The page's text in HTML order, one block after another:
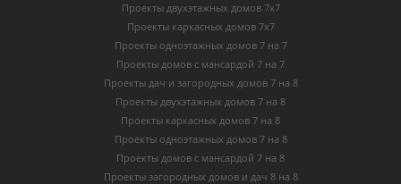
Проекты двухэтажных домов 7х7
Проекты каркасных домов 7х7
Проекты одноэтажных домов 7 на 7
Проекты домов с мансардой 7 на 7
Проекты дач и загородных домов 7 на 8
Проекты двухэтажных домов 7 на 8
Проекты каркасных домов 7 на 8
Проекты одноэтажных домов 7 на 8
Проекты домов с мансардой 7 на 8
Проекты загородных домов и дач 8 на 8